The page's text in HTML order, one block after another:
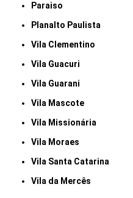
Paraiso
Planalto Paulista
Vila Clementino
Vila Guacuri
Vila Guarani
Vila Mascote
Vila Missionária
Vila Moraes
Vila Santa Catarina
Vila da Mercês